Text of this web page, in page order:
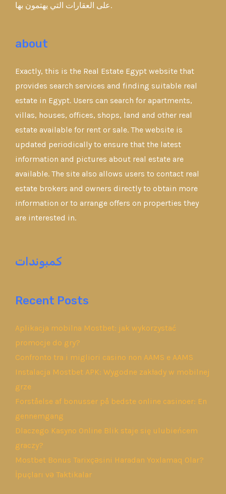
على العقارات التي يهتمون بها.
about
Exactly, this is the Real Estate Egypt website that
provides search services and finding suitable real
estate in Egypt. Users can search for apartments,
villas, houses, offices, shops, land and other real
estate available for rent or sale. The website is
updated periodically to ensure that the latest
information and pictures about real estate are
available. The site also allows users to contact real
estate brokers and owners directly to obtain more
information or to arrange offers on properties they
are interested in.
كمبوندات
Recent Posts
Aplikacja mobilna Mostbet: jak wykorzystać
promocje do gry?
Confronto tra i migliori casino non AAMS e AAMS
Instalacja Mostbet APK: Wygodne zakłady w mobilnej
grze
Forståelse af bonusser på bedste online casinoer: En
gennemgang
Dlaczego Kasyno Online Blik staje się ulubieńcem
graczy?
Mostbet Bonus Tarixçəsini Haradan Yoxlamaq Olar?
İpuçları və Taktikalar